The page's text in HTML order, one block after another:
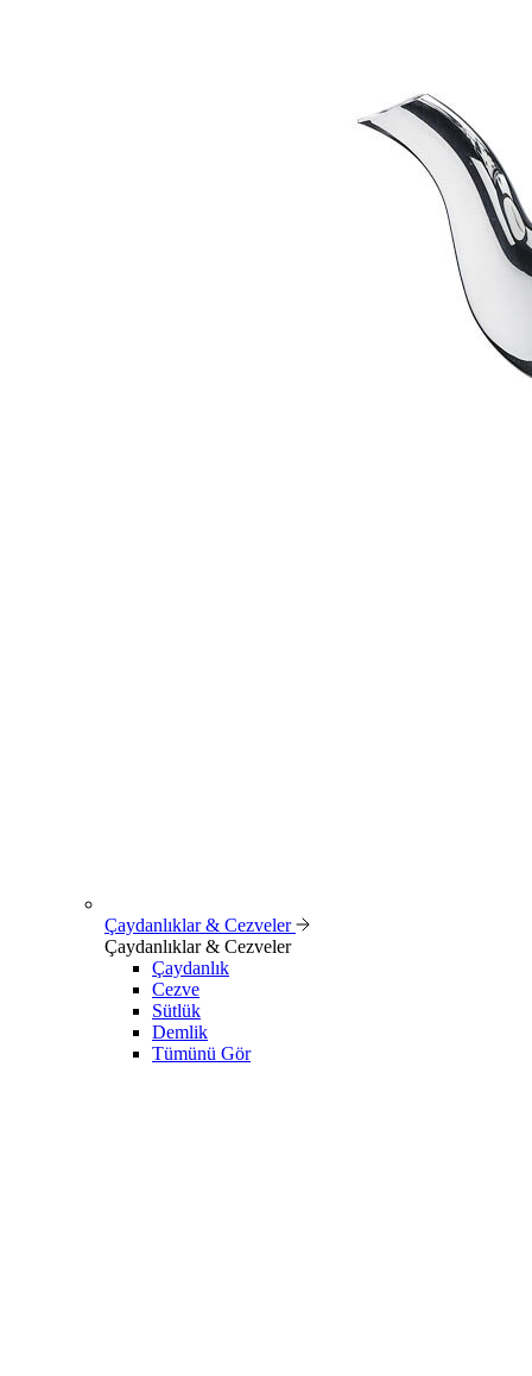
Çaydanlıklar & Cezveler
Çaydanlıklar & Cezveler
Çaydanlık
Cezve
Sütlük
Demlik
Tümünü Gör